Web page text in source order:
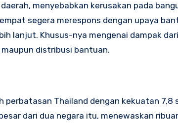
menyebabkan kerusakan pada
segera merespons dengan upaya
lanjut. Khusus-nya mengenai dampak
distribusi bantuan.
perbatasan Thailand dengan kekuatan 7,8
dari dua negara itu, menewaskan